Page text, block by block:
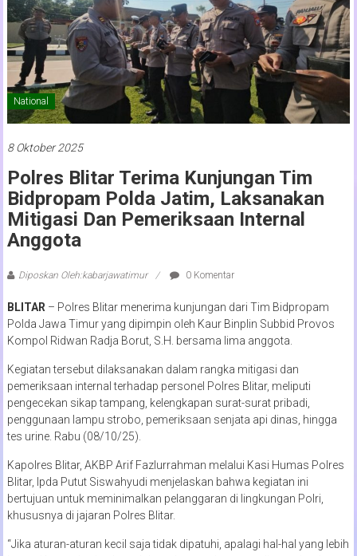
Jawa
Timur
National
8 Oktober 2025
Polres Blitar Terima Kunjungan Tim
Bidpropam Polda Jatim, Laksanakan
Mitigasi Dan Pemeriksaan Internal
Anggota
Diposkan Oleh:kabarjawatimur 0 Komentar
BLITAR – Polres Blitar menerima kunjungan dari Tim Bidpropam
Polda Jawa Timur yang dipimpin oleh Kaur Binplin Subbid Provos
Kompol Ridwan Radja Borut, S.H. bersama lima anggota.
Kegiatan tersebut dilaksanakan dalam rangka mitigasi dan
pemeriksaan internal terhadap personel Polres Blitar, meliputi
pengecekan sikap tampang, kelengkapan surat-surat pribadi,
penggunaan lampu strobo, pemeriksaan senjata api dinas, hingga
tes urine. Rabu (08/10/25).
Kapolres Blitar, AKBP Arif Fazlurrahman melalui Kasi Humas Polres
Blitar, Ipda Putut Siswahyudi menjelaskan bahwa kegiatan ini
bertujuan untuk meminimalkan pelanggaran di lingkungan Polri,
khususnya di jajaran Polres Blitar.
“Jika aturan-aturan kecil saja tidak dipatuhi, apalagi hal-hal yang lebih